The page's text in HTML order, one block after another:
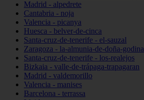
Madrid - alpedrete
Cantabria - noja
Valencia - picanya
Huesca - belver-de-cinca
Santa-cruz-de-tenerife - el-sauzal
Zaragoza - la-almunia-de-doña-godina
Santa-cruz-de-tenerife - los-realejos
Bizkaia - valle-de-trápaga-trapagaran
Madrid - valdemorillo
Valencia - manises
Barcelona - terrassa